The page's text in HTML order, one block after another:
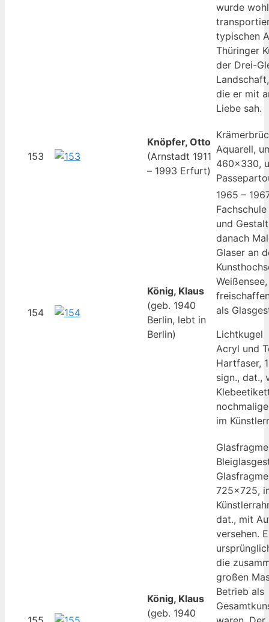
wurde
typischen
Thüringer
der Drei-
die er mit
Liebe sah.
153
Knöpfer, Otto
(Arnstadt 1911
– 1993 Erfurt)
Aquarell,
460×330,
154
König, Klaus
(geb. 1940
Berlin, lebt in
Berlin)
1965 –
und
danach
Glaser an
als
Lichtkugel
Acryl und
Hartfaser,
sign., dat.,
im
König, Klaus
(geb. 1940
725×725,
dat., mit
versehen.
die
großen
Betrieb als